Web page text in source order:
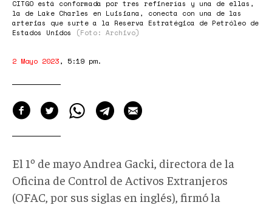
CITGO está conformada por tres refinerías y una de ellas,
la de Lake Charles en Luisiana, conecta con una de las
arterias que surte a la Reserva Estratégica de Petróleo de
Estados Unidos
(Foto: Archivo)
2 Mayo 2023, 5:19 pm.
El 1º de mayo Andrea Gacki, directora de la
Oficina de Control de Activos Extranjeros
(OFAC, por sus siglas en inglés), firmó la